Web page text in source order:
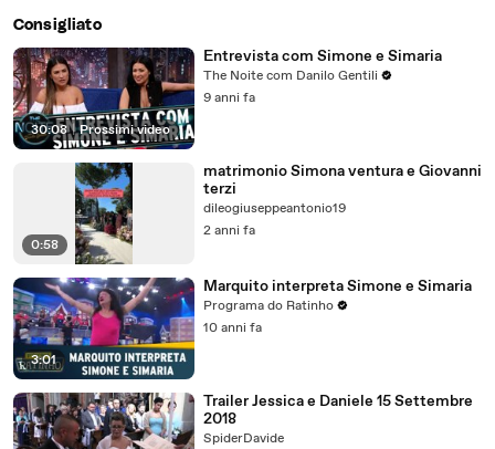
Consigliato
30:08 | Prossimi video
Entrevista com Simone e Simaria
The Noite com Danilo Gentili
9 anni fa
0:58
matrimonio Simona ventura e Giovanni
terzi
dileogiuseppeantonio19
2 anni fa
3:01
Marquito interpreta Simone e Simaria
Programa do Ratinho
10 anni fa
Trailer Jessica e Daniele 15 Settembre
2018
SpiderDavide